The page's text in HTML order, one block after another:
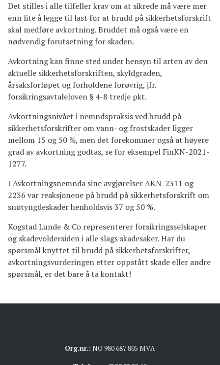
Det stilles i alle tilfeller krav om at sikrede må være mer
enn lite å legge til last for at brudd på sikkerhetsforskrift
skal medføre avkortning. Bruddet må også være en
nødvendig forutsetning for skaden.
Avkortning kan finne sted under hensyn til arten av den
aktuelle sikkerhetsforskriften, skyldgraden,
årsaksforløpet og forholdene forøvrig, jfr.
forsikringsavtaleloven § 4-8 tredje pkt.
Avkortningsnivået i nemndspraksis ved brudd på
sikkerhetsforskrifter om vann- og frostskader ligger
mellom 15 og 50 %, men det forekommer også at høyere
grad av avkortning godtas, se for eksempel FinKN-2021-
1277.
I Avkortningsnemnda sine avgjørelser AKN-2311 og
2236 var reaksjonene på brudd på sikkerhetsforskrift om
snøtyngdeskader henholdsvis 37 og 50 %.
Kogstad Lunde & Co representerer forsikringsselskaper
og skadevoldersiden i alle slags skadesaker. Har du
spørsmål knyttet til brudd på sikkerhetsforskrifter,
avkortningsvurderingen etter oppstått skade eller andre
spørsmål, er det bare å ta kontakt!
Org.nr.: NO 980 687 805 MVA